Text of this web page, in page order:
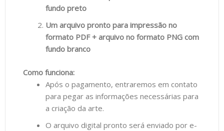
fundo preto
Um arquivo pronto para impressão no
formato PDF + arquivo no formato PNG com
fundo branco
Como funciona:
Após o pagamento, entraremos em contato
para pegar as informações necessárias para
a criação da arte.
O arquivo digital pronto será enviado por e-